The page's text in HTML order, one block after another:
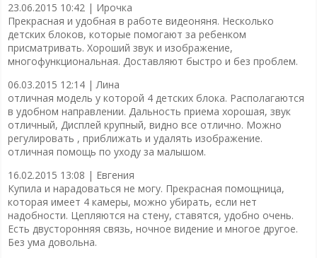
23.06.2015 10:42 | Ирочка
Прекрасная и удобная в работе видеоняня. Несколько
детских блоков, которые помогают за ребенком
присматривать. Хороший звук и изображение,
многофункциональная. Доставляют быстро и без проблем.
06.03.2015 12:14 |Лина
отличная модель у которой 4 детских блока. Располагаются
в удобном направлении. Дальность приема хорошая, звук
отличный, Дисплей крупный, видно все отлично. Можно
регулировать , приближать и удалять изображение.
отличная помощь по уходу за малышом.
16.02.2015 13:08 | Евгения
Купила и нарадоваться не могу. Прекрасная помощница,
которая имеет 4 камеры, можно убирать, если нет
надобности. Цепляются на стену, ставятся, удобно очень.
Есть двусторонняя связь, ночное видение и многое другое.
Без ума довольна.